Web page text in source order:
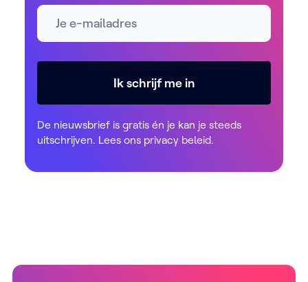
E-mailadres *
Ik schrijf me in
De nieuwsbrief is gratis én je kan je steeds
uitschrijven. Lees ons privacy beleid.